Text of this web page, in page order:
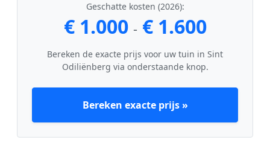
Geschatte kosten (2026):
€ 1.000 - € 1.600
Bereken de exacte prijs voor uw tuin in Sint
Odiliënberg via onderstaande knop.
Bereken exacte prijs »